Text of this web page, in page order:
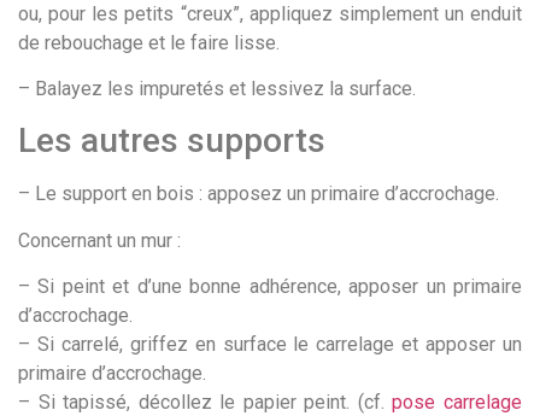
ou, pour les petits “creux”, appliquez simplement un enduit
de rebouchage et le faire lisse.
– Balayez les impuretés et lessivez la surface.
Les autres supports
– Le support en bois : apposez un primaire d’accrochage.
Concernant un mur :
– Si peint et d’une bonne adhérence, apposer un primaire
d’accrochage.
– Si carrelé, griffez en surface le carrelage et apposer un
primaire d’accrochage.
– Si tapissé, décollez le papier peint. (cf.pose carrelage